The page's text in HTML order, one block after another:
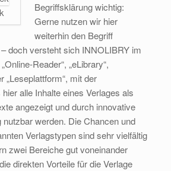
Begriffsklärung wichtig:
Gerne nutzen wir hier
weiterhin den Begriff
doch versteht sich INNOLIBRY im
Reader“, „eLibrary“,
„Leseplattform“, mit der
alle Inhalte eines Verlages als
angezeigt und durch innovative
nutzbar werden. Die Chancen und
Verlagstypen sind sehr vielfältig
zwei Bereiche gut voneinander
direkten Vorteile für die Verlage